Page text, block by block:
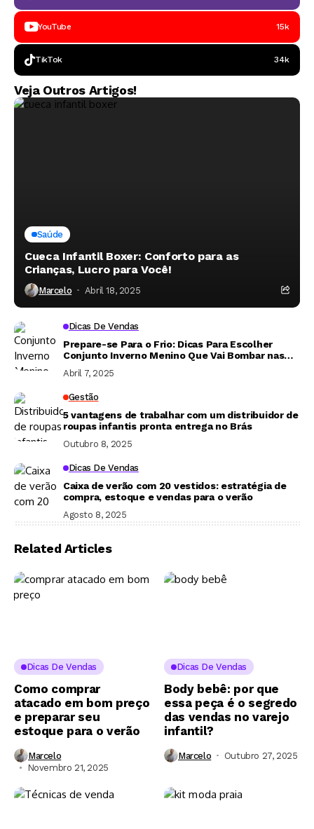
YouTube 15k
TikTok 34k
Veja Outros Artigos!
Saúde
Cueca Infantil Boxer: Conforto para as
Crianças, Lucro para Você!
Marcelo Abril 18, 2025
Dicas De Vendas
Prepare-se Para o Frio: Dicas Para Escolher
Conjunto Inverno Menino Que Vai Bombar nas
Abril 7, 2025
Gestão
5 vantagens de trabalhar com um distribuidor de
roupas infantis pronta entrega no Brás
Outubro 8, 2025
Dicas De Vendas
Caixa de verão com 20 vestidos: estratégia de
compra, estoque e vendas para o verão
Agosto 8, 2025
Related Articles
Dicas De Vendas
Como comprar
atacado em bom preço
e preparar seu
estoque para o verão
Marcelo
Novembro 21, 2025
Dicas De Vendas
Body bebê: por que
essa peça é o segredo
das vendas no varejo
infantil?
Marcelo Outubro 27, 2025